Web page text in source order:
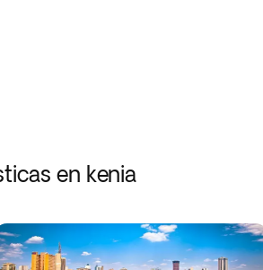
en kenia